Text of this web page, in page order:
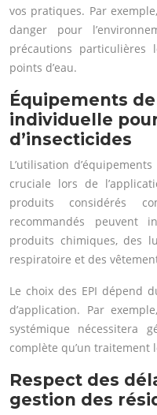
vos pratiques. Par
danger pour
précautions
points d’eau.
Équipements
individuelle
d’insecticides
L’utilisation
cruciale lors de
produits considérés
recommandés peuvent
produits chimiques, des
respiratoire et des
Le choix des EPI dépend
d’application. Par
systémique nécessitera
complète qu’un traitement
Respect des
gestion des